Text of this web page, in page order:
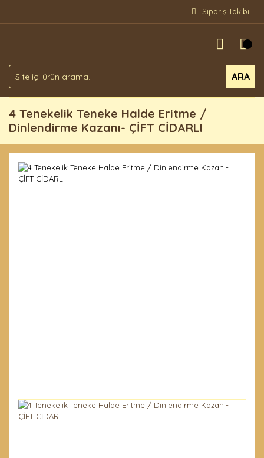
Sipariş Takibi
ARA
4 Tenekelik Teneke Halde Eritme /
Dinlendirme Kazanı- ÇİFT CİDARLI